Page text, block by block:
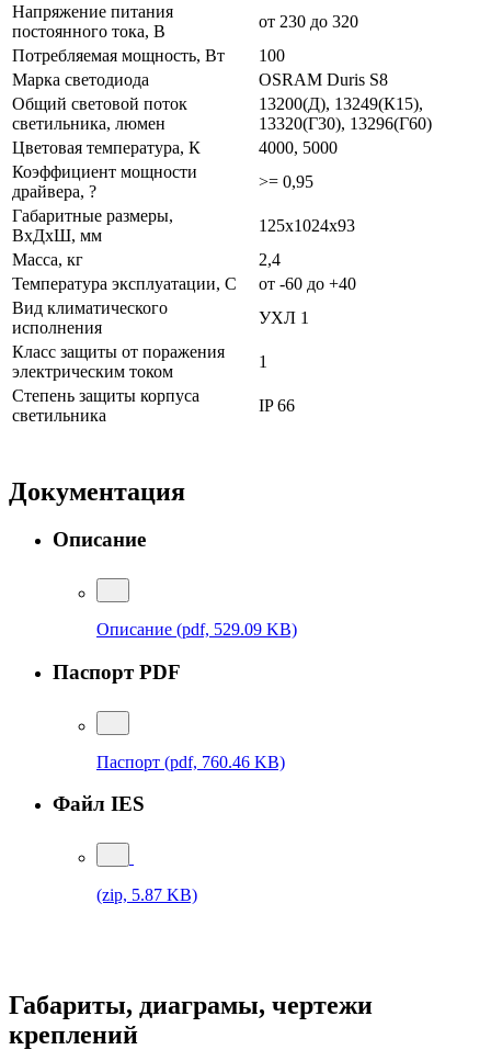
Напряжение питания
постоянного тока, В
от 230 до 320
Потребляемая мощность, Вт
100
Марка светодиода
OSRAM Duris S8
Общий световой поток
светильника, люмен
13200(Д), 13249(К15),
13320(Г30), 13296(Г60)
Цветовая температура, К
4000, 5000
Коэффициент мощности
драйвера, ?
>= 0,95
Габаритные размеры,
ВхДхШ, мм
125х1024х93
Масса, кг
2,4
Температура эксплуатации, С
от -60 до +40
Вид климатического
исполнения
УХЛ 1
Класс защиты от поражения
электрическим током
1
Степень защиты корпуса
светильника
IP 66
Документация
Описание
Описание (pdf, 529.09 KB)
Паспорт PDF
Паспорт (pdf, 760.46 KB)
Файл IES
(zip, 5.87 KB)
Габариты, диаграмы, чертежи
креплений